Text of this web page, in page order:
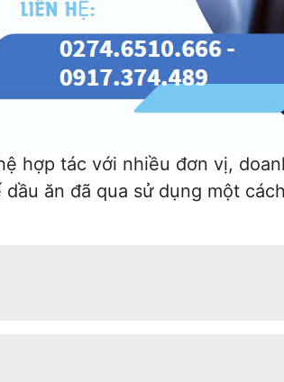
hợp tác với nhiều đơn vị,
ăn đã qua sử dụng một